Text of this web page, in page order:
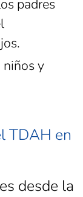
padres
niños y
TDAH en
desde la